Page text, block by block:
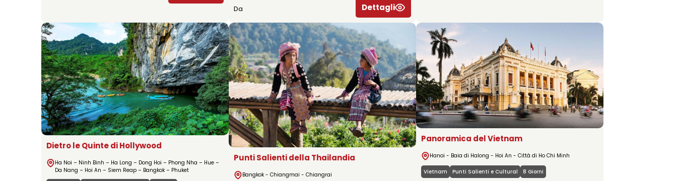
Da Dettagli
Dietro le Quinte di Hollywood
Ha Noi – Ninh Binh – Ha Long – Dong Hoi – Phong Nha – Hue –
Da Nang – Hoi An – Siem Reap – Bangkok – Phuket
Punti Salienti della Thailandia
Bangkok - Chiangmai - Chiangrai
Panoramica del Vietnam
Hanoi - Baia di Halong - Hoi An - Città di Ho Chi Minh
Vietnam Punti Salienti e Cultural 8 Giorni